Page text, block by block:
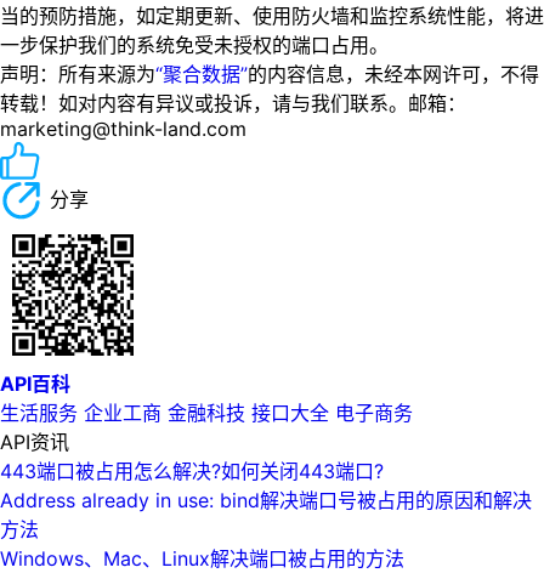
当的预防措施，如定期更新、使用防火墙和监控系统性能，将进
一步保护我们的系统免受未授权的端口占用。
声明：所有来源为“聚合数据”的内容信息，未经本网许可，不得
转载！如对内容有异议或投诉，请与我们联系。邮箱：
marketing@think-land.com
分享
API百科
生活服务 企业工商 金融科技 接口大全 电子商务
API资讯
443端口被占用怎么解决?如何关闭443端口?
Address already in use: bind解决端口号被占用的原因和解决
方法
Windows、Mac、Linux解决端口被占用的方法